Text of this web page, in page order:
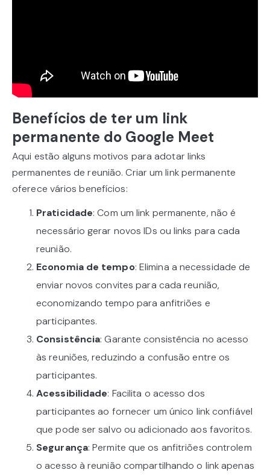
Benefícios de ter um link
permanente do Google Meet
Aqui estão alguns motivos para adotar links
permanentes de reunião. Criar um link permanente
oferece vários benefícios:
Praticidade: Com um link permanente, não é
necessário gerar novos IDs ou links para cada
reunião.
Economia de tempo: Elimina a necessidade de
enviar novos convites para cada reunião,
economizando tempo para anfitriões e
participantes.
Consistência: Garante consistência no acesso
às reuniões, reduzindo a confusão entre os
participantes.
Acessibilidade: Facilita o acesso dos
participantes ao fornecer um único link confiável
que pode ser salvo ou adicionado aos favoritos.
Segurança: Permite que os anfitriões controlem
o acesso à reunião compartilhando o link apenas